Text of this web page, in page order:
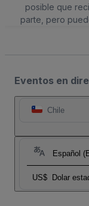
posible que
parte, pero
Eventos en
Chile
Español
US$ Dolar